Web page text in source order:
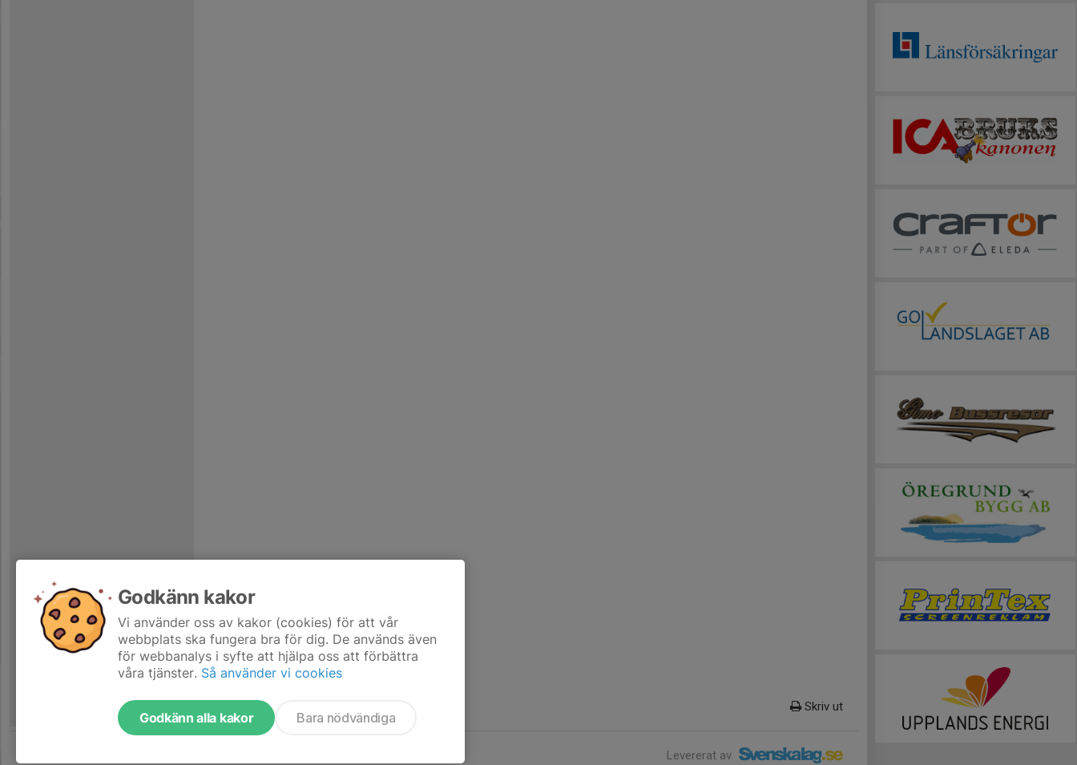
Skriv ut
Levererat av
Godkänn kakor
Vi använder oss av kakor (cookies) för att vår
webbplats ska fungera bra för dig. De används även
för webbanalys i syfte att hjälpa oss att förbättra
våra tjänster. Så använder vi cookies
Godkänn alla kakor Bara nödvändiga